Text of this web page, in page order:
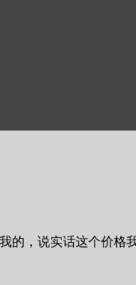
，说实话这个价格